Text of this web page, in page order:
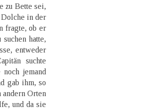
zu Bette sei,
in der
fragte, ob er
hatte,
entweder
suchte
jemand
gab ihm, so
andern Orten
und da sie